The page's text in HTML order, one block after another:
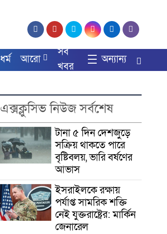
ধর্ম আরো
সব
খবর
অন্যান্য
এক্সক্লুসিভ নিউজ সর্বশেষ
টানা ৫ দিন দেশজুড়ে
সক্রিয় থাকতে পারে
বৃষ্টিবলয়, ভারি বর্ষণের
আভাস
ইসরাইলকে রক্ষায়
পর্যাপ্ত সামরিক শক্তি
নেই যুক্তরাষ্ট্রের: মার্কিন
জেনারেল